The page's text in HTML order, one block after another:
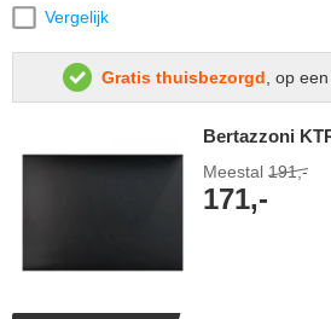
Vergelijk
Gratis thuisbezorgd, op
Bertazzoni
Meestal 191,-
171,-